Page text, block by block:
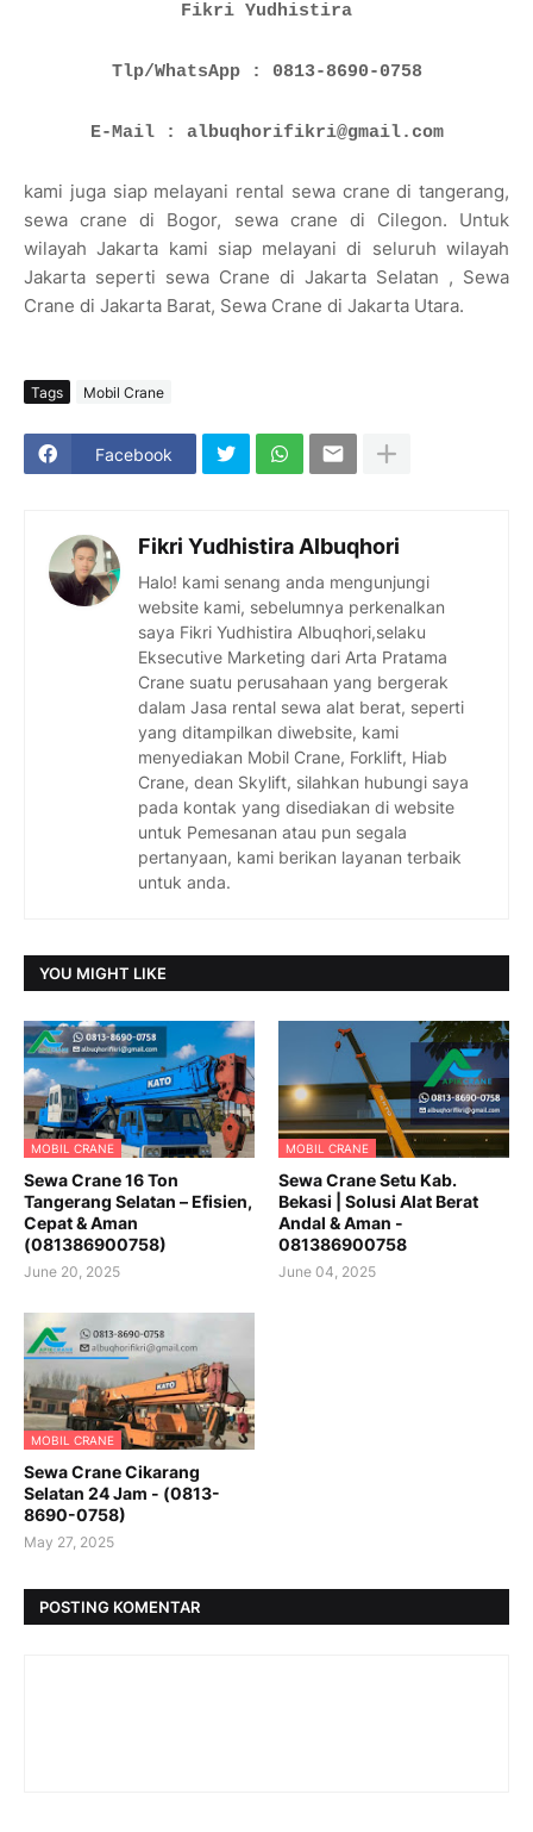
Fikri Yudhistira
Tlp/WhatsApp : 0813-8690-0758
E-Mail : albuqhorifikri@gmail.com
kami juga siap melayani rental sewa crane di tangerang,
sewa crane di Bogor, sewa crane di Cilegon. Untuk
wilayah Jakarta kami siap melayani di seluruh wilayah
Jakarta seperti sewa Crane di Jakarta Selatan , Sewa
Crane di Jakarta Barat, Sewa Crane di Jakarta Utara.
Tags Mobil Crane
Facebook
Fikri Yudhistira Albuqhori
Halo! kami senang anda mengunjungi
website kami, sebelumnya perkenalkan
saya Fikri Yudhistira Albuqhori,selaku
Eksecutive Marketing dari Arta Pratama
Crane suatu perusahaan yang bergerak
dalam Jasa rental sewa alat berat, seperti
yang ditampilkan diwebsite, kami
menyediakan Mobil Crane, Forklift, Hiab
Crane, dean Skylift, silahkan hubungi saya
pada kontak yang disediakan di website
untuk Pemesanan atau pun segala
pertanyaan, kami berikan layanan terbaik
untuk anda.
YOU MIGHT LIKE
MOBIL CRANE
Sewa Crane 16 Ton
Tangerang Selatan – Efisien,
Cepat & Aman
(081386900758)
June 20, 2025
MOBIL CRANE
Sewa Crane Setu Kab.
Bekasi | Solusi Alat Berat
Andal & Aman -
081386900758
June 04, 2025
MOBIL CRANE
Sewa Crane Cikarang
Selatan 24 Jam - (0813-
8690-0758)
May 27, 2025
POSTING KOMENTAR